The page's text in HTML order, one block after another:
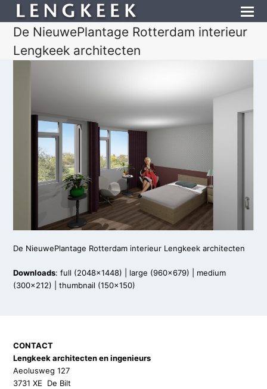
De NieuwePlantage Rotterdam interieur
Lengkeek architecten
De NieuwePlantage Rotterdam interieur Lengkeek architecten
Downloads:full (2048x1448) large (960x679)
medium
(300x212) |thumbnail (150x150)
CONTACT
Lengkeek architecten en ingenieurs
Aeolusweg 127
3731 XE De Bilt